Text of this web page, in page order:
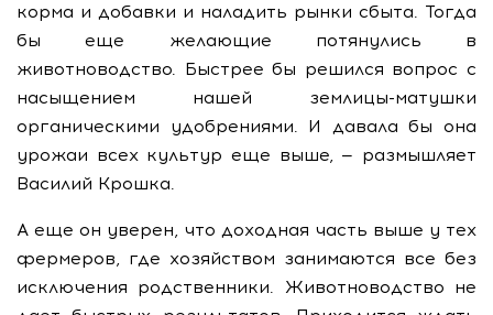
корма и добавки и наладить рынки сбыта. Тогда
бы еще желающие потянулись в
животноводство. Быстрее бы решился вопрос с
насыщением нашей землицы-матушки
органическими удобрениями. И давала бы она
урожаи всех культур еще выше, — размышляет
Василий Крошка.
А еще он уверен, что доходная часть выше у тех
фермеров, где хозяйством занимаются все без
исключения родственники. Животноводство не